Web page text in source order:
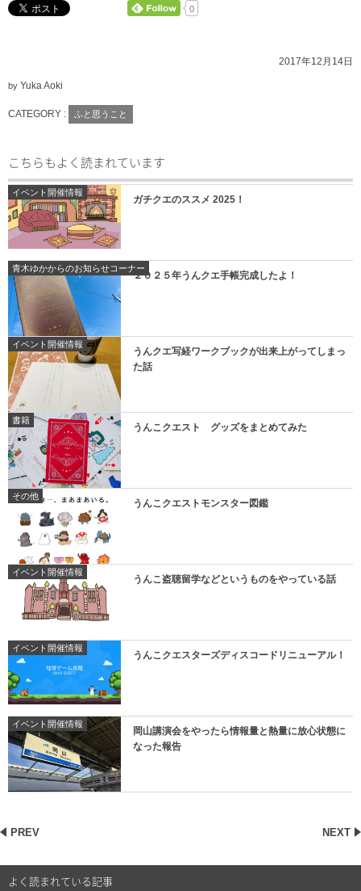
0
2017年12月14日
by Yuka Aoki
CATEGORY : ふと思うこと
こちらもよく読まれています
イベント開催情報
ガチクエのススメ 2025！
青木ゆかからのお知らせコーナー
２０２５年うんクエ手帳完成したよ！
イベント開催情報
うんクエ写経ワークブックが出来上がってしまっ
た話
書籍
うんこクエスト グッズをまとめてみた
その他
うんこクエストモンスター図鑑
イベント開催情報
うんこ盗聴留学などというものをやっている話
イベント開催情報
うんこクエスターズディスコードリニューアル！
イベント開催情報
岡山講演会をやったら情報量と熱量に放心状態に
なった報告
PREV NEXT
よく読まれている記事